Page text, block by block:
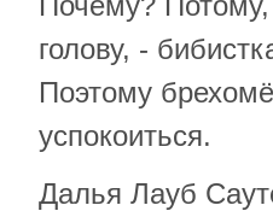
голову, -
Поэтому
успокоиться.
Далья Лауб